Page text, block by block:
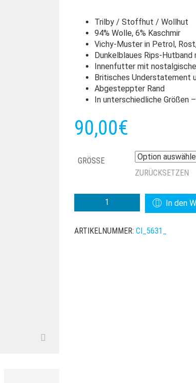
Trilby / Stoffhut / Wollhut
94% Wolle, 6% Kaschmir
Vichy-Muster in Petrol,
Dunkelblaues Rips-
Innenfutter mit
Britisches Understatement
Abgesteppter Rand
In unterschiedliche Größen
90,00€
GRÖSSE
ZURÜCKSETZEN
SPORT
WOLLE
In den
ARTIKELNUMMER: CI_5631_